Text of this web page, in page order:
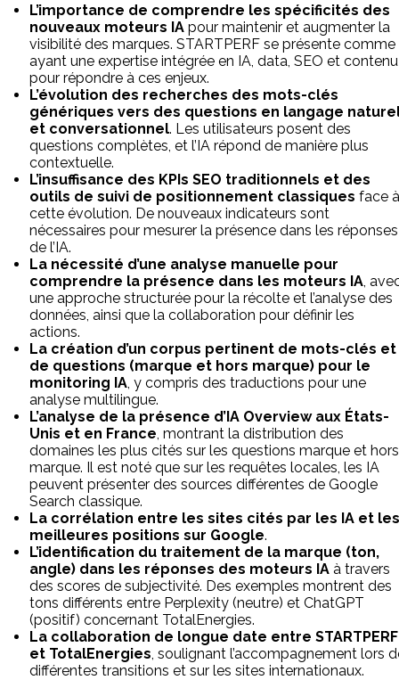
L’importance de comprendre les spécificités des
nouveaux moteurs IA pour maintenir et augmenter la
visibilité des marques. STARTPERF se présente comme
ayant une expertise intégrée en IA, data, SEO et contenu
pour répondre à ces enjeux.
L’évolution des recherches des mots-clés
génériques vers des questions en langage
et conversationnel. Les utilisateurs posent des
questions complètes, et l’IA répond de manière plus
contextuelle.
L’insuffisance des KPIs SEO traditionnels et des
outils de suivi de positionnement classiques face à
cette évolution. De nouveaux indicateurs sont
nécessaires pour mesurer la présence dans les réponses
de l’IA.
La nécessité d’une analyse manuelle pour
comprendre la présence dans les moteurs IA ,
une approche structurée pour la récolte et l’analyse des
données, ainsi que la collaboration pour définir les
actions.
La création d’un corpus pertinent de mots-clés et
de questions (marque et hors marque) pour le
monitoring IA , y compris des traductions pour une
analyse multilingue.
L’analyse de la présence d’IA Overview aux États-
Unis et en France , montrant la distribution des
domaines les plus cités sur les questions marque et hors
marque. Il est noté que sur les requêtes locales, les IA
peuvent présenter des sources différentes de Google
Search classique.
La corrélation entre les sites cités par les IA et les
meilleures positions sur Google.
L’identification du traitement de la marque (ton,
angle) dans les réponses des moteurs IA à travers
des scores de subjectivité. Des exemples montrent des
tons différents entre Perplexity (neutre) et ChatGPT
(positif) concernant TotalEnergies.
La collaboration de longue date entre STARTPERF
et TotalEnergies , soulignant l’accompagnement lors
différentes transitions et sur les sites internationaux.